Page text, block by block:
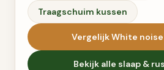
Traagschuim kussen
VergelijkWhite
Bekijk alle slaap &